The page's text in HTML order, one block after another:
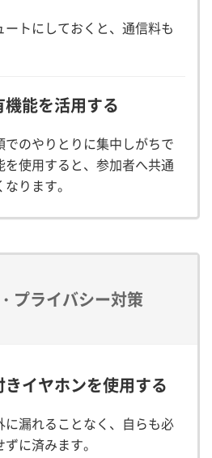
トにしておくと、通信料も
機能を活用する
でのやりとりに集中しがちで
を使用すると、参加者へ共通
ります。
プライバシー対策
きイヤホンを使用する
に漏れることなく、自らも必
に済みます。